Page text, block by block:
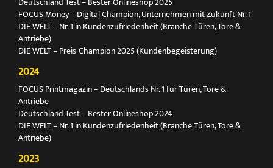
FOCUS Money – Digital Champion, Unternehmen mit Zukunft Nr. 1
DIE WELT – Nr. 1 in Kundenzufriedenheit (Branche Türen, Tore &
Antriebe)
DIE WELT – Preis-Champion 2025 (Kundenbegeisterung)
2024
FOCUS Printmagazin – Deutschlands Nr. 1 für Türen, Tore &
Antriebe
Deutschland Test – Bester Onlineshop 2024
DIE WELT – Nr. 1 in Kundenzufriedenheit (Branche Türen, Tore &
Antriebe)
2023